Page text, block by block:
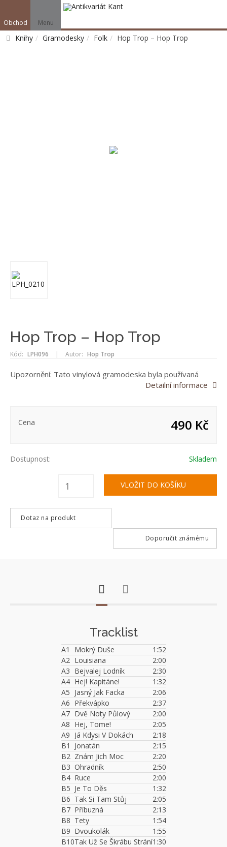
Obchod Menu
Knihy Gramodesky Folk Hop Trop – Hop Trop
Hop Trop – Hop Trop
Kód: LPH096 | Autor: Hop Trop
Upozornění: Tato vinylová gramodeska byla používaná
Detailní informace
Cena 490 Kč
Dostupnost: Skladem
Dotaz na produkt
Doporučit známému
Tracklist
A1 Mokrý Duše
1:52
A2 Louisiana
2:00
A3 Bejvalej Lodník
2:30
A4 Hej! Kapitáne!
1:32
A5 Jasný Jak Facka
2:06
A6 Překvápko
2:37
A7 Dvě Noty Půlový
2:00
A8 Hej, Tome!
2:05
A9 Já Kdysi V Dokách
2:18
B1
Jonatán
2:15
B2 Znám Jich Moc
2:20
B3 Ohradník
2:50
B4 Ruce
2:00
B5 Je To Děs
1:32
B6 Tak Si Tam Stůj
2:05
B7 Příbuzná
2:13
B8 Tety
1:54
B9 Dvoukolák
1:55
B10Tak Už Se Škrábu Strání1:30